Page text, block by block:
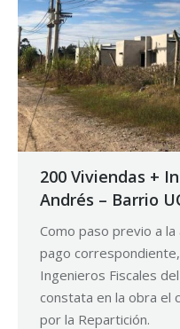
200 Viviendas +
Andrés – Barrio
Como paso previo a
pago
Ingenieros Fiscales
constata en la obra el
por la Repartición.